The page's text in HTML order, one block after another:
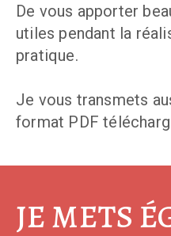
De vous apporter
utiles pendant la
pratique.
Je vous transmets
format PDF
JE METS